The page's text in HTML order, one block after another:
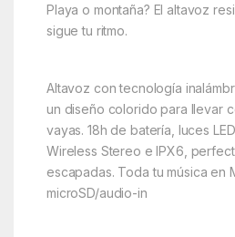
Playa o montaña? El altavoz
sigue tu ritmo.
Altavoz con tecnología
un diseño colorido para llevar
vayas. 18h de batería, luces
Wireless Stereo e IPX6,
escapadas. Toda tu música en
microSD/audio-in